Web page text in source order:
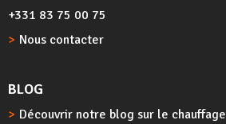
+331 83 75 00 75
Nous contacter
BLOG
Découvrir notre blog sur le chauffage